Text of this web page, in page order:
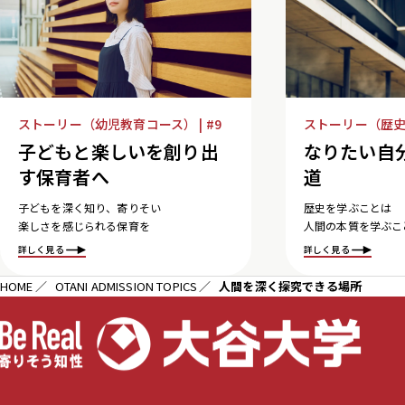
ストーリー（幼児教育コース） | #9
子どもと楽しいを創り出
す保育者へ
子どもを深く知り、寄りそい
楽しさを感じられる保育を
詳しく見る
ストーリー（歴
なりたい自
道
歴史を学ぶことは
人間の本質を学ぶ
詳しく見る
HOME OTANI ADMISSION TOPICS 人間を深く探究できる場所